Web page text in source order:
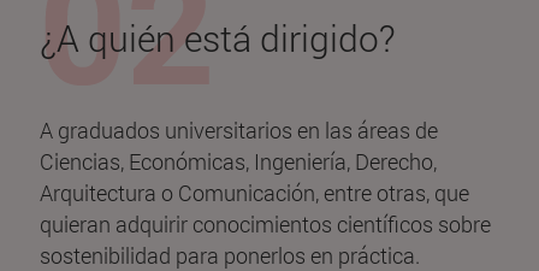
¿A quién está dirigido?
A graduados universitarios en las áreas de
Ciencias, Económicas, Ingeniería, Derecho,
Arquitectura o Comunicación, entre otras, que
quieran adquirir conocimientos científicos sobre
sostenibilidad para ponerlos en práctica.